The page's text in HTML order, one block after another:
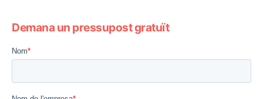
Demana un pressupost gratuït